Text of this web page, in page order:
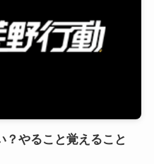
？やること覚えること